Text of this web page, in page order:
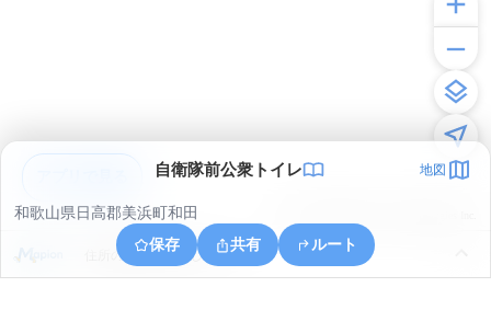
自衛隊前公衆トイレ 地図
和歌山県日高郡美浜町和田
保存
共有 ルート
住所の取得に失敗しました